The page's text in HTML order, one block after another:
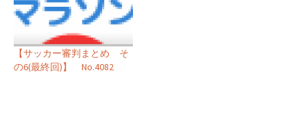
【サッカー審判まとめ そ
の6(最終回)】 No.4082